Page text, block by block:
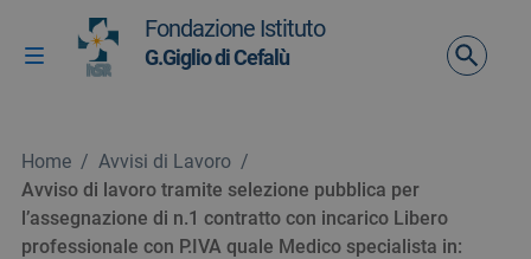
Vai ai contenuti
Vai al menu di navigazione
Vai al footer
Attiva / disattiva la navigazione
Fondazione Istituto
G.Giglio di Cefalù
Home / Avvisi di Lavoro /
Avviso di lavoro tramite selezione pubblica per
l’assegnazione di n.1 contratto con incarico Libero
professionale con P.IVA quale Medico specialista in: